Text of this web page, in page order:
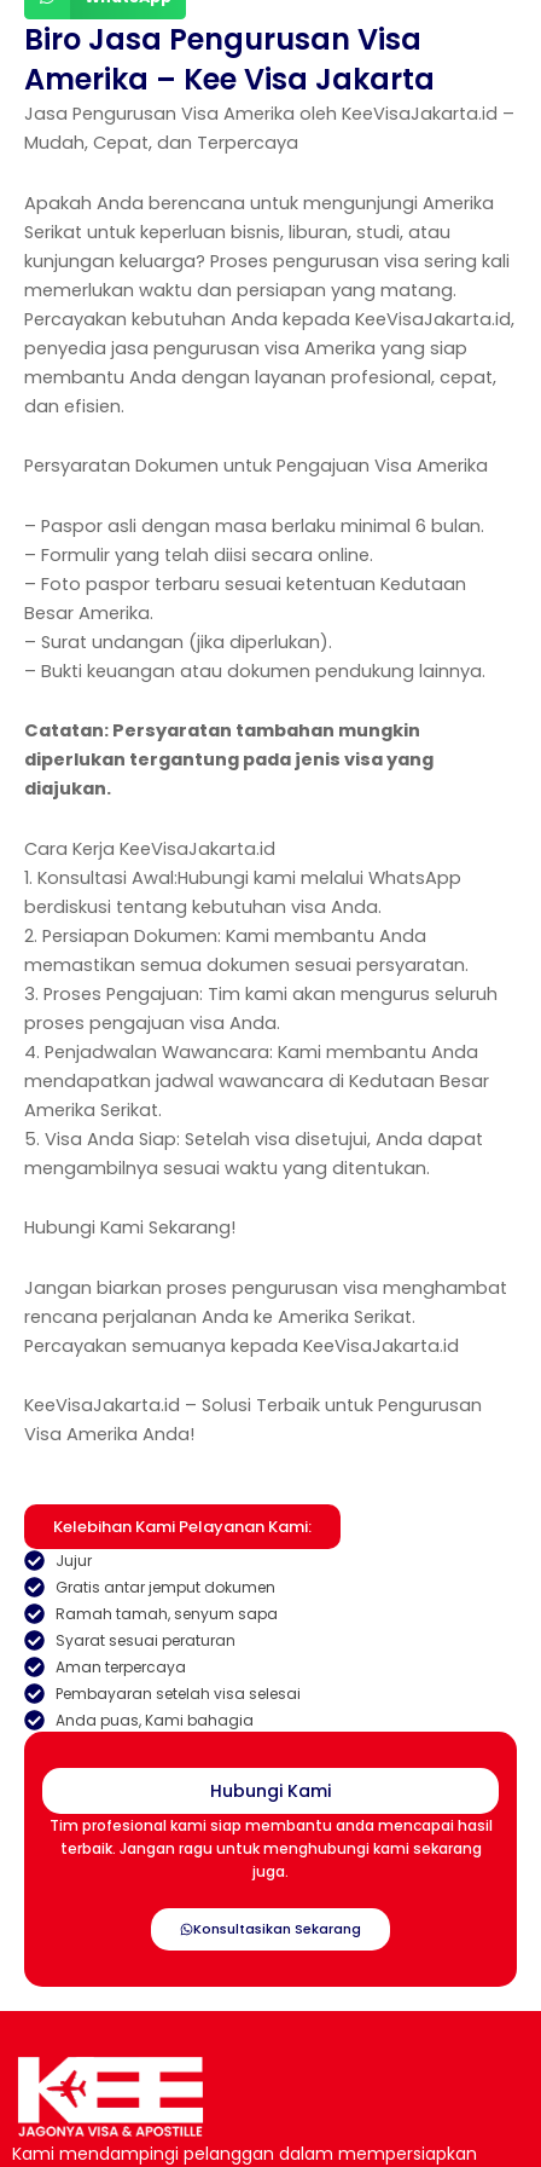
Biro Jasa Pengurusan Visa
Amerika – Kee Visa Jakarta
Jasa Pengurusan Visa Amerika oleh KeeVisaJakarta.id –
Mudah, Cepat, dan Terpercaya
Apakah Anda berencana untuk mengunjungi Amerika
Serikat untuk keperluan bisnis, liburan, studi, atau
kunjungan keluarga? Proses pengurusan visa sering kali
memerlukan waktu dan persiapan yang matang.
Percayakan kebutuhan Anda kepada KeeVisaJakarta.id,
penyedia jasa pengurusan visa Amerika yang siap
membantu Anda dengan layanan profesional, cepat,
dan efisien.
Persyaratan Dokumen untuk Pengajuan Visa Amerika
– Paspor asli dengan masa berlaku minimal 6 bulan.
– Formulir yang telah diisi secara online.
– Foto paspor terbaru sesuai ketentuan Kedutaan
Besar Amerika.
– Surat undangan (jika diperlukan).
– Bukti keuangan atau dokumen pendukung lainnya.
Catatan: Persyaratan tambahan mungkin
diperlukan tergantung pada jenis visa yang
diajukan.
Cara Kerja KeeVisaJakarta.id
1. Konsultasi Awal:Hubungi kami melalui WhatsApp
berdiskusi tentang kebutuhan visa Anda.
2. Persiapan Dokumen: Kami membantu Anda
memastikan semua dokumen sesuai persyaratan.
3. Proses Pengajuan: Tim kami akan mengurus seluruh
proses pengajuan visa Anda.
4. Penjadwalan Wawancara: Kami membantu Anda
mendapatkan jadwal wawancara di Kedutaan Besar
Amerika Serikat.
5. Visa Anda Siap: Setelah visa disetujui, Anda dapat
mengambilnya sesuai waktu yang ditentukan.
Hubungi Kami Sekarang!
Jangan biarkan proses pengurusan visa menghambat
rencana perjalanan Anda ke Amerika Serikat.
Percayakan semuanya kepada KeeVisaJakarta.id
KeeVisaJakarta.id – Solusi Terbaik untuk Pengurusan
Visa Amerika Anda!
Kelebihan Kami Pelayanan Kami:
Jujur
Gratis antar jemput dokumen
Ramah tamah, senyum sapa
Syarat sesuai peraturan
Aman terpercaya
Pembayaran setelah visa selesai
Anda puas, Kami bahagia
Hubungi Kami
Tim profesional kami siap membantu anda mencapai hasil
terbaik. Jangan ragu untuk menghubungi kami sekarang
juga.
Konsultasikan Sekarang
Kami mendampingi pelanggan dalam mempersiapkan